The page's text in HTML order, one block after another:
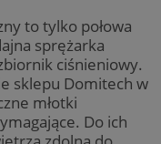
to tylko połowa
sprężarka
ciśnieniowy.
sklepu Domitech w
młotki
Do ich